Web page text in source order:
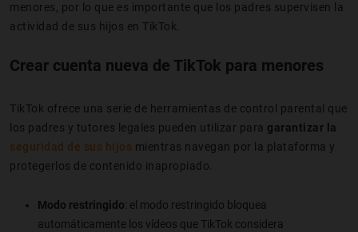
menores, por lo que es importante que los padres supervisen la
actividad de sus hijos en TikTok.
Crear cuenta nueva de TikTok para menores
TikTok ofrece una serie de herramientas de control parental que
los padres y tutores legales pueden utilizar para garantizar la
seguridad de sus hijos mientras navegan por la plataforma y
protegerlos de contenido inapropiado.
Modo restringido: el modo restringido bloquea
automáticamente los vídeos que TikTok considera